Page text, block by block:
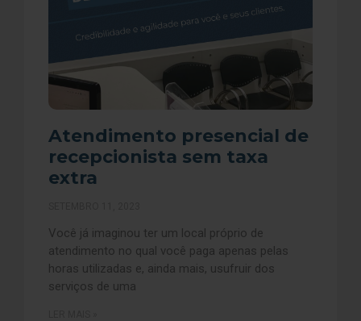
Atendimento presencial de
recepcionista sem taxa
extra
Você já imaginou ter um local próprio de
atendimento no qual você paga apenas pelas
horas utilizadas e, ainda mais, usufruir dos
serviços de uma